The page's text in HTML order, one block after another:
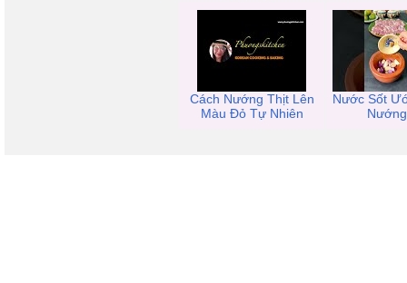
Cách Nướng Thịt Lên
Màu Đỏ Tự Nhiên
Nước Sốt
Nướng